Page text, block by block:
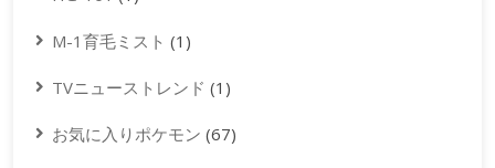
M-1育毛ミスト (1)
TVニューストレンド (1)
お気に入りポケモン (67)